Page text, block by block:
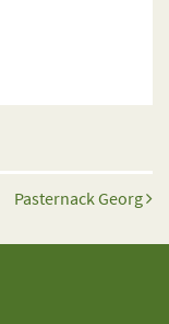
Pasternack Georg